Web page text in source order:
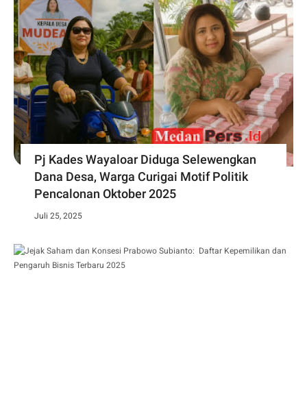
Pj Kades Wayaloar Diduga Selewengkan
Dana Desa, Warga Curigai Motif Politik
Pencalonan Oktober 2025
Juli 25, 2025